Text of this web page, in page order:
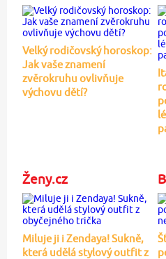
Velký rodičovský horoskop:
Jak vaše znamení
zvěrokruhu ovlivňuje
výchovu dětí?
Ženy.cz
Miluje ji i Zendaya! Sukně,
která udělá stylový outfit z